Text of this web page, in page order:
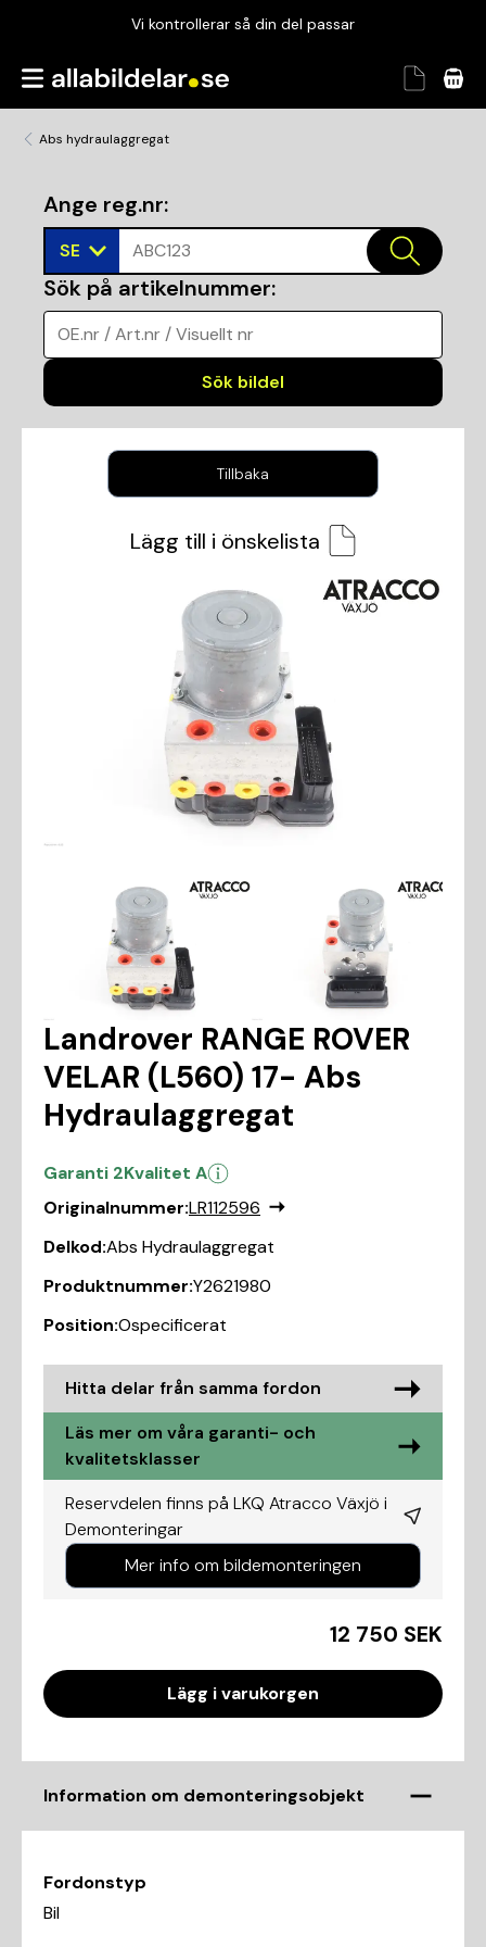
Vi kontrollerar så din del passar
Garanterad passform
Abs hydraulaggregat
Ange reg.nr:
SE ABC123
Sök på artikelnummer:
OE.nr / Art.nr / Visuellt nr
Sök bildel
Tillbaka
Lägg till i önskelista
Landrover RANGE ROVER
VELAR (L560) 17- Abs
Hydraulaggregat
Garanti 2Kvalitet A
Originalnummer:LR112596
Delkod:Abs Hydraulaggregat
Produktnummer:Y2621980
Position:Ospecificerat
Hitta delar från samma fordon
Läs mer om våra garanti- och
kvalitetsklasser
Reservdelen finns på LKQ Atracco Växjö i
Demonteringar
Mer info om bildemonteringen
12 750 SEK
Lägg i varukorgen
Information om demonteringsobjekt
Fordonstyp
Bil